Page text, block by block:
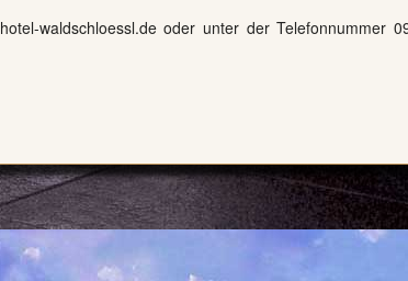
waldschloessl.deoder unter der Telefonnummer